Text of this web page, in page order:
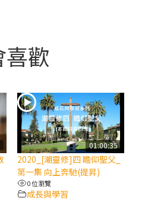
帶你做「四旬期避靜」—【逾
七項齋戒的意義與益處
第九集：「如果你的痛苦比快
神父 / 應芝莉老師
歡
01:00:35
2020_[潮靈修]四 瞻仰聖父_
第一集 向上奔馳(提昇)
0 位瀏覽
成長與學習